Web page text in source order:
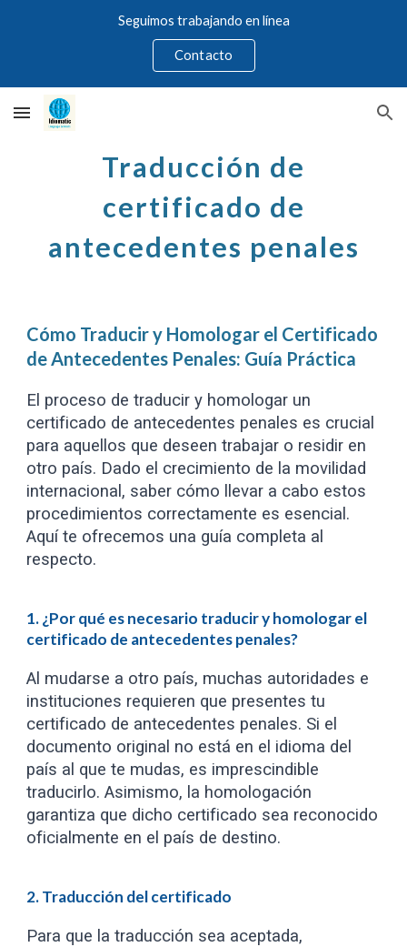
Skip to main content
Seguimos trabajando en línea
Contacto
Traducción de
certificado de
antecedentes penales
Cómo Traducir y Homologar el Certificado
de Antecedentes Penales: Guía Práctica
El proceso de traducir y homologar un
certificado de antecedentes penales es crucial
para aquellos que deseen trabajar o residir en
otro país. Dado el crecimiento de la movilidad
internacional, saber cómo llevar a cabo estos
procedimientos correctamente es esencial.
Aquí te ofrecemos una guía completa al
respecto.
1. ¿Por qué es necesario traducir y homologar el
certificado de antecedentes penales?
Al mudarse a otro país, muchas autoridades e
instituciones requieren que presentes tu
certificado de antecedentes penales. Si el
documento original no está en el idioma del
país al que te mudas, es imprescindible
traducirlo. Asimismo, la homologación
garantiza que dicho certificado sea reconocido
oficialmente en el país de destino.
2. Traducción del certificado
Para que la traducción sea aceptada,